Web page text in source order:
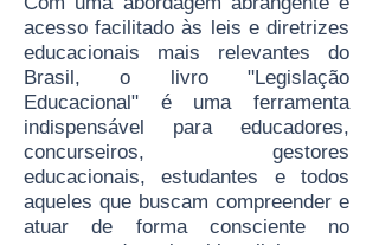
acesso facilitado às leis e diretrizes
educacionais mais relevantes do
Brasil, o livro "Legislação
Educacional" é uma ferramenta
indispensável para educadores,
concurseiros, gestores
educacionais, estudantes e todos
aqueles que buscam compreender e
atuar de forma consciente no